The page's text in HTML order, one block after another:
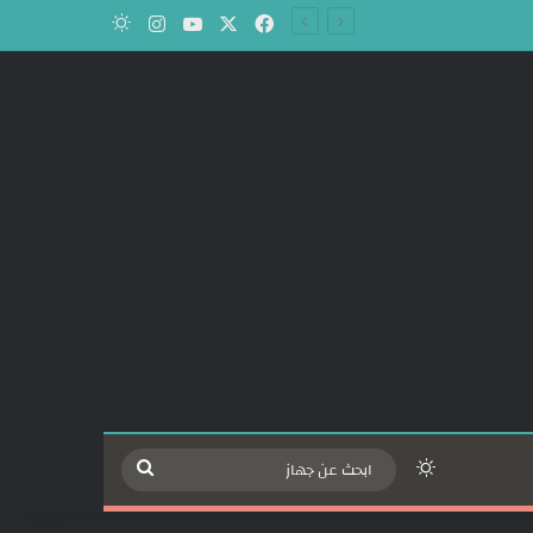
فيسبوك‫YouTube
انستقرامالوضع المظلم
الوضع المظلم
ابحث
عن